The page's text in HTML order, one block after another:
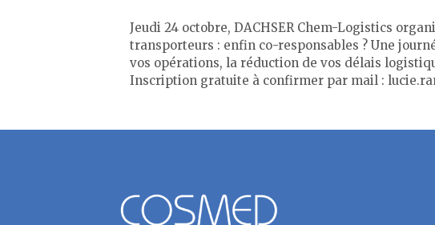
Jeudi 24 octobre, DACHSER Chem-Logistics
transporteurs : enfin co-responsables ? Une
vos opérations, la réduction de vos délais
Inscription gratuite à confirmer par mail :